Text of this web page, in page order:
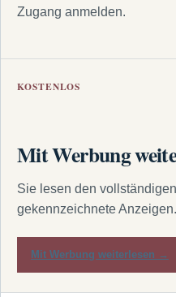
Zugang anmelden.
KOSTENLOS
Mit Werbung
Sie lesen den
gekennzeichnete Anzeigen.
Mit Werbung weiterlesen →